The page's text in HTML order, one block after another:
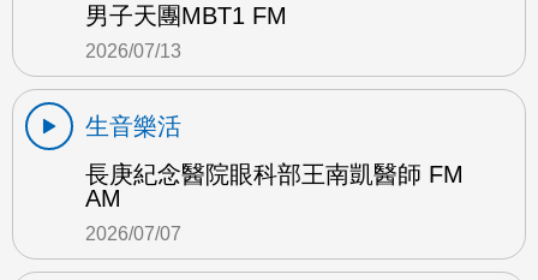
男子天團MBT1 FM
2026/07/13
生音樂活
長庚紀念醫院眼科部王南凱醫師 FM
AM
2026/07/07